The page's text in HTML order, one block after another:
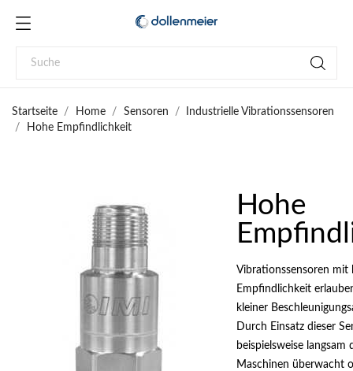
Startseite Home Sensoren
Industrielle Vibrationssensoren
Hohe Empfindlichkeit
Hohe
Vibrationssensoren mit
Empfindlichkeit
kleiner
Durch Einsatz dieser
beispielsweise langsam
Maschinen überwacht